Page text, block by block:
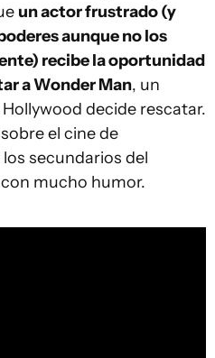
un actor frustrado (y
aunque no los
recibe la oportunidad
a Wonder Man, un
decide rescatar.
el cine de
secundarios del
mucho humor.